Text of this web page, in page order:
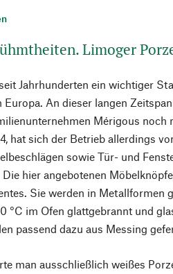
Limoger
Jahrhunderten ein wichtiger
An dieser langen
Mérigous noch
hat sich der Betrieb allerdings
sowie Tür- und
hier angebotenen
Sie werden in Metallformen
°C im Ofen glattgebrannt und
passend dazu aus Messing
man ausschließlich weißes